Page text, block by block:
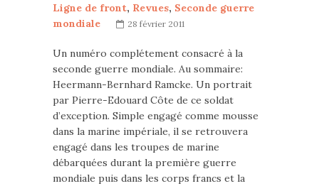
Ligne de front, Revues, Seconde guerre
mondiale
28 février 2011
Un numéro complétement consacré à la
seconde guerre mondiale. Au sommaire:
Heermann-Bernhard Ramcke. Un portrait
par Pierre-Edouard Côte de ce soldat
d’exception. Simple engagé comme mousse
dans la marine impériale, il se retrouvera
engagé dans les troupes de marine
débarquées durant la première guerre
mondiale puis dans les corps francs et la